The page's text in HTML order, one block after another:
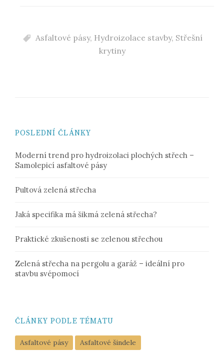
Asfaltové pásy, Hydroizolace stavby, Střešní
krytiny
POSLEDNÍ ČLÁNKY
Moderní trend pro hydroizolaci plochých střech –
Samolepicí asfaltové pásy
Pultová zelená střecha
Jaká specifika má šikmá zelená střecha?
Praktické zkušenosti se zelenou střechou
Zelená střecha na pergolu a garáž – ideální pro
stavbu svépomocí
ČLÁNKY PODLE TÉMATU
Asfaltové pásy
Asfaltové šindele